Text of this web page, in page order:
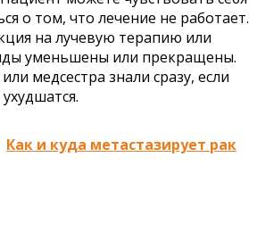
о том, что лечение не работает.
на лучевую терапию или
уменьшены или прекращены.
медсестра знали сразу, если
Как и куда метастазирует рак